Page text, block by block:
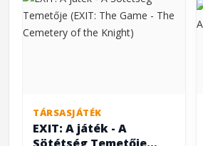
TÁRSASJÁTÉK
EXIT: A játék - A